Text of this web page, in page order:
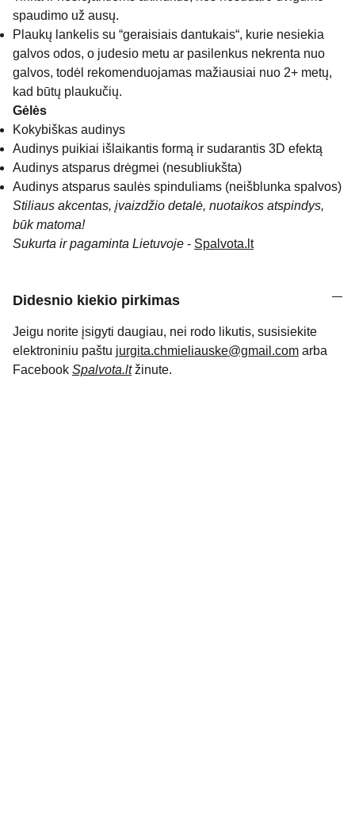
spaudimo už ausų.
Plaukų lankelis su “geraisiais dantukais“, kurie nesiekia
galvos odos, o judesio metu ar pasilenkus nekrenta nuo
galvos, todėl rekomenduojamas mažiausiai nuo 2+ metų,
kad būtų plaukučių.
Gėlės
Kokybiškas audinys
Audinys puikiai išlaikantis formą ir sudarantis 3D efektą
Audinys atsparus drėgmei (nesubliukšta)
Audinys atsparus saulės spinduliams (neišblunka spalvos)
Stiliaus akcentas, įvaizdžio detalė, nuotaikos atspindys,
būk matoma!
Sukurta ir pagaminta Lietuvoje - Spalvota.lt
Didesnio kiekio pirkimas
Jeigu norite įsigyti daugiau, nei rodo likutis, susisiekite
elektroniniu paštu jurgita.chmieliauske@gmail.com arba
Facebook Spalvota.lt žinute.